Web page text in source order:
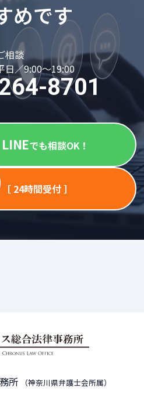
めです
相談
日／9:00～19:00
8701
LINEでも相談OK！
24時間受付 ］
所 （神奈川県弁護士会所属）